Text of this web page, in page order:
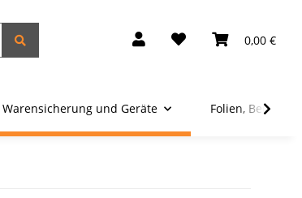
0,00 €
Warensicherung und Geräte Folien, Beutel